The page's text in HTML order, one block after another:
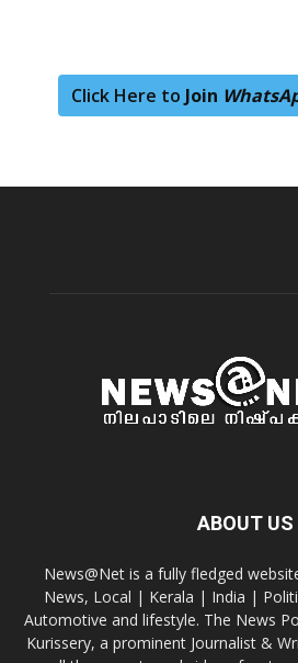
Click Here to Join
ABOUT US
News@Net is a fully fledged
News, Local | Kerala | India |
Automotive and lifestyle. The News
Kurissery, a prominent Journalist &